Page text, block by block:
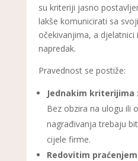
su kriteriji jasno
lakše komunicirati sa
očekivanjima, a
napredak.
Pravednost se postiže:
Jednakim kriterijima
Bez obzira na ulogu ili
nagrađivanja trebaju
cijele firme.
Redovitim